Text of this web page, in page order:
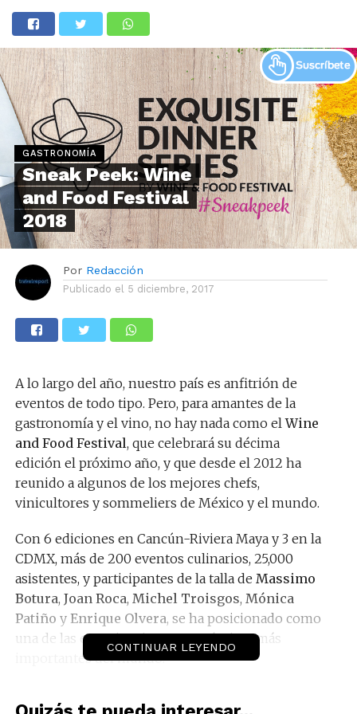
GASTRONOMÍA
Sneak Peek: Wine
and Food Festival
2018
Por Redacción
Publicado el 5 diciembre, 2017
A lo largo del año, nuestro país es anfitrión de
eventos de todo tipo. Pero, para amantes de la
gastronomía y el vino, no hay nada como elWine
and Food Festival, que celebrará su décima
edición el próximo año, y que desde el 2012 ha
reunido a algunos de los mejores chefs,
vinicultores y sommeliers de México y el mundo.
Con 6 ediciones en Cancún-Riviera Maya y 3 en la
CDMX, más de 200 eventos culinarios, 25,000
asistentes, y participantes de la talla de Massimo
Botura, Joan Roca, Michel Troisgos, Mónica
Patiño y Enrique Olvera, se ha posicionado como
una de las experiencias gastronómicas más
importantes del mundo.
CONTINUAR LEYENDO